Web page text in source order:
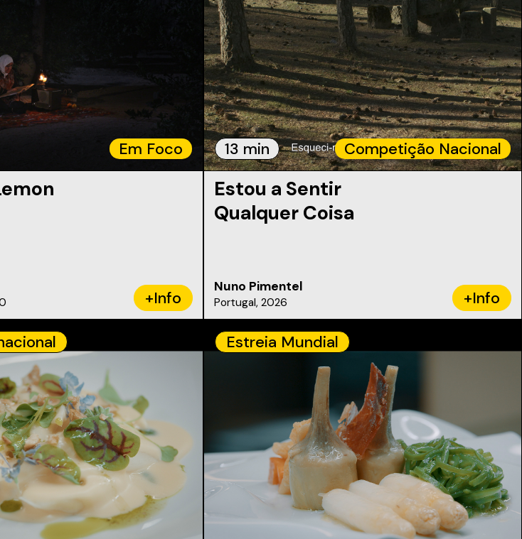
Em Foco
+Info
13 min Competição Nacional
Estou a Sentir
Qualquer Coisa
Nuno Pimentel
Portugal, 2026 +Info
Estreia Mundial